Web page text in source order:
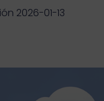
2026-01-13